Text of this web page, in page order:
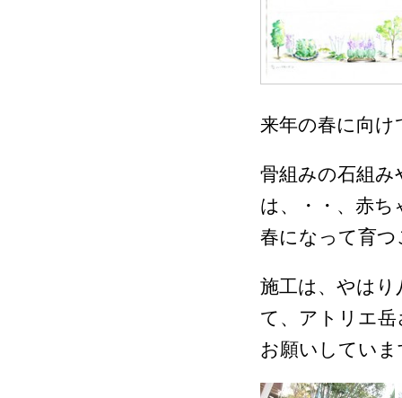
来年の春に向
骨組みの石組
は、・・、赤
春になって育
施工は、やは
て、アトリエ
お願いしていま